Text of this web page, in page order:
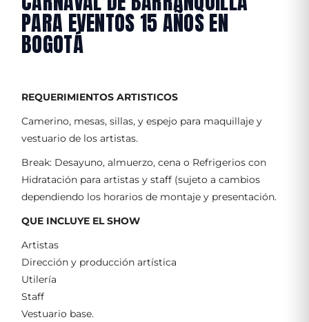
PARA EVENTOS 15 AÑOS EN
BOGOTÁ
REQUERIMIENTOS ARTISTICOS
Camerino, mesas, sillas, y espejo para maquillaje y
vestuario de los artistas.
Break: Desayuno, almuerzo, cena o Refrigerios con
Hidratación para artistas y staff (sujeto a cambios
dependiendo los horarios de montaje y presentación.
QUE INCLUYE EL SHOW
Artistas
Dirección y producción artística
Utilería
Staff
Vestuario base.